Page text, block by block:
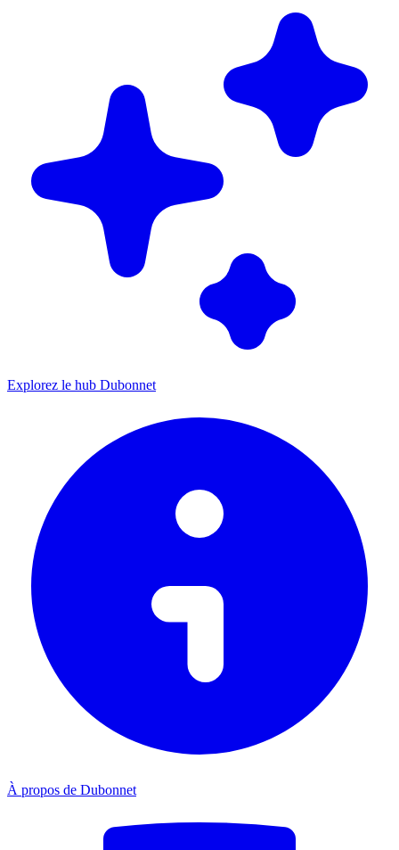
Explorez le hub Dubonnet
À propos de Dubonnet